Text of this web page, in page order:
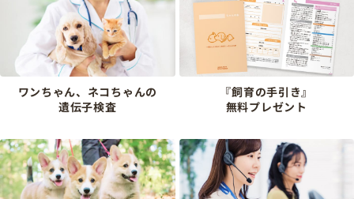
ワンちゃん、ネコちゃんの
遺伝子検査
『飼育の手引き』
無料プレゼント